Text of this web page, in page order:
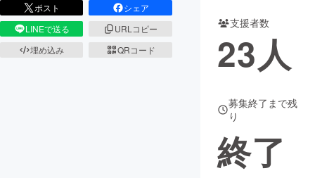
CAMPFIRE for Social Good
CAMPFIRE Creation
CAMPFIREふるさと納税
コミュニティ
ポスト
シェア
LINEで送る
URLコピー
埋め込み
QRコード
支援者数
23人
募集終了まで残
り
終了